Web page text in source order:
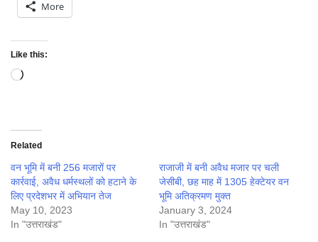
More
Like this:
Loading…
Related
वन भूमि में बनी 256 मजारों पर
कार्रवाई, अवैध धर्मस्थलों को हटाने के
लिए प्रदेशभर में अभियान तेज
May 10, 2023
In "उत्तराखंड"
राजाजी में बनी अवैध मजार पर चली
जेसीबी, छह माह में 1305 हेक्टेयर वन
भूमि अतिक्रमण मुक्त
January 3, 2024
In "उत्तराखंड"